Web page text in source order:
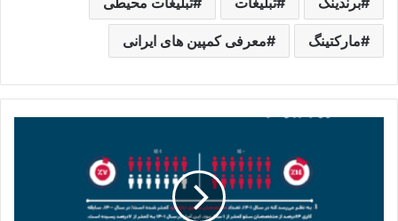
مارکتینگ معرفی کمپین های ایرانی